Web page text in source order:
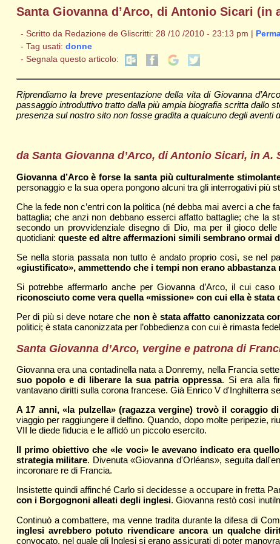
Santa Giovanna d’Arco, di Antonio Sicari
- Scritto da Redazione de Gliscritti: 28 /10 /2010 - 23:13 pm |
- Tag usati: donne
- Segnala questo articolo:
Riprendiamo la breve presentazione della vita di Giovanna
passaggio introduttivo tratto dalla più ampia biografia scritta dallo
presenza sul nostro sito non fosse gradita a qualcuno degli aventi
da Santa Giovanna d’Arco, di Antonio Sicari, in
Giovanna d’Arco è forse la santa più culturalmente
personaggio e la sua opera pongono alcuni tra gli interrogativi più
Che la fede non c’entri con la politica (né debba mai averci a che
battaglia; che anzi non debbano esserci affatto battaglie; che la
secondo un provvidenziale disegno di Dio, ma per il gioco
quotidiani: queste ed altre affermazioni simili sembrano
Se nella storia passata non tutto è andato proprio così, se nel
«giustificato», ammettendo che i tempi non erano abbastanza
Si potrebbe affermarlo anche per Giovanna d’Arco, il cui caso
riconosciuto come vera quella «missione» con cui ella è
Per di più si deve notare che non è stata affatto canonizzata
politici; è stata canonizzata per l’obbedienza con cui è rimasta
Santa Giovanna d’Arco, vergine e patrona di
Giovanna era una contadinella nata a Donremy, nella Francia
suo popolo e di liberare la sua patria oppressa. Si era alla
vantavano diritti sulla corona francese. Già Enrico V d'Inghilterra
A 17 anni, «la pulzella» (ragazza vergine) trovò il coraggio
viaggio per raggiungere il delfino. Quando, dopo molte peripezie,
VII le diede fiducia e le affidò un piccolo esercito.
Il primo obiettivo che «le voci» le avevano indicato era
strategia militare. Divenuta «Giovanna d'Orléans», seguita
incoronare re di Francia.
Insistette quindi affinché Carlo si decidesse a occupare in fretta
con i Borgognoni alleati degli inglesi. Giovanna restò così
Continuò a combattere, ma venne tradita durante la difesa di
inglesi avrebbero potuto rivendicare ancora un qualche
convocato, nel quale gli Inglesi si erano assicurati di poter